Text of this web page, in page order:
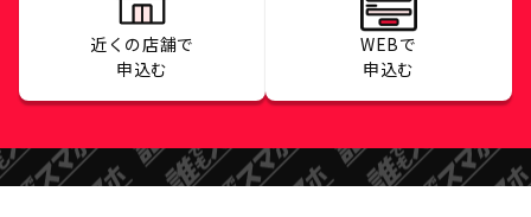
近くの店舗で
申込む
WEBで
申込む